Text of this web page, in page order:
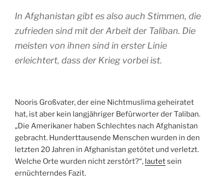
In Afghanistan gibt es also auch Stimmen, die
zufrieden sind mit der Arbeit der Taliban. Die
meisten von ihnen sind in erster Linie
erleichtert, dass der Krieg vorbei ist.
Nooris Großvater, der eine Nichtmuslima geheiratet
hat, ist aber kein langjähriger Befürworter der Taliban.
„Die Amerikaner haben Schlechtes nach Afghanistan
gebracht. Hunderttausende Menschen wurden in den
letzten 20 Jahren in Afghanistan getötet und verletzt.
Welche Orte wurden nicht zerstört?“, lautetsein
ernüchterndes Fazit.